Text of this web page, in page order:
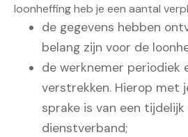
loonheffing heb je een aantal
de gegevens hebben
belang zijn voor de
de werknemer periodiek
verstrekken. Hierop met
sprake is van een
dienstverband;